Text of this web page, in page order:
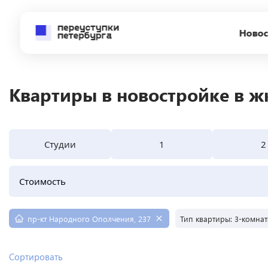
Квартиры в новостройке в
Студии 1 2
Стоимость
пр-кт Народного Ополчения, 237 Тип квартиры: 3-
Сортировать